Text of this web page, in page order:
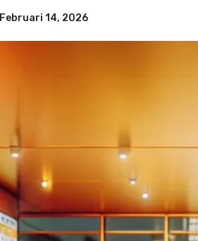
Februari 14, 2026